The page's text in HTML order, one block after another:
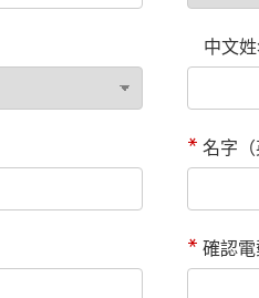
中文
名字（
確認